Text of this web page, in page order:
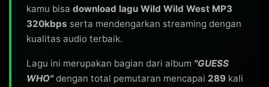
kamu bisa download lagu Wild Wild West MP3
320kbps serta mendengarkan streaming dengan
kualitas audio terbaik.
Lagu ini merupakan bagian dari album "GUESS
WHO"dengan total pemutaran mencapai 289 kali